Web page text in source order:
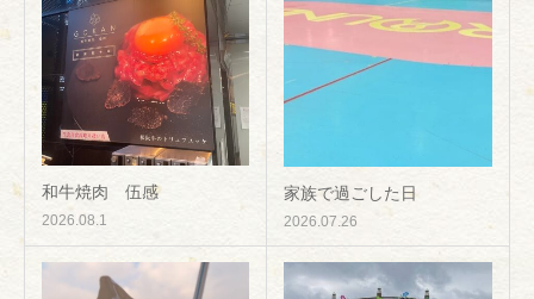
和牛焼肉 伍感
2026.08.1
家族で過ごした日
2026.07.26